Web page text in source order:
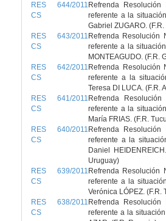
RES 644/2011
CS
Refrenda
referente a la
Gabriel ZUGARO.
RES 643/2011
CS
Refrenda Resolución
referente a la
MONTEAGUDO. (F.R.
RES 642/2011
CS
Refrenda Resolución
referente a la
Teresa DI LUCA. (F.R.
RES 641/2011
CS
Refrenda
referente a la
María FRIAS. (F.R.
RES 640/2011
CS
Refrenda
referente a la
Daniel
Uruguay)
RES 639/2011
CS
Refrenda Resolución
referente a la
Verónica LÓPEZ. (F.R.
RES 638/2011
CS
Refrenda
referente a la